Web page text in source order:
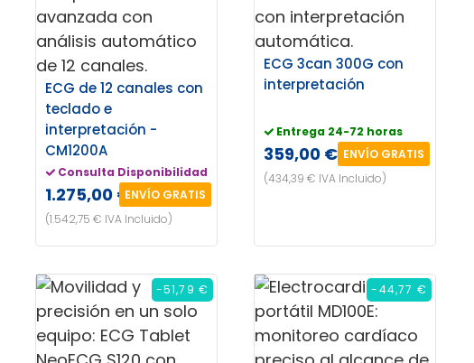
ECG de 12 canales con
teclado e
interpretación -
CM1200A
Consulta Disponibilidad
1.275,00 €ENVÍO GRATIS
(1.542,75 € IVA Incluido)
ECG 3can 300G con
interpretación
Entrega 24-72 horas
359,00 € ENVÍO GRATIS
(434,39 € IVA Incluido)
-51,79 € -44,77 €